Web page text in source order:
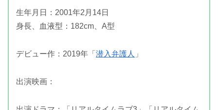
生年月日：2001年2月14日
身長、血液型：182cm、A型
デビュー作：2019年「 潜入弁護人 」
出演映画：